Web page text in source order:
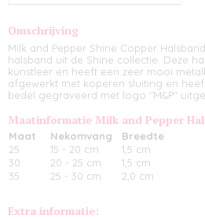
Omschrijving
Milk and Pepper Shine Copper
halsband uit de Shine collectie. Deze
kunstleer en heeft een zeer mooi
afgewerkt met koperen sluiting en
bedel gegraveerd met logo "M&P"
Maatinformatie Milk and Pepper
Maat Nekomvang
Breedte
25
15 - 20 cm
1,5 cm
30
20 - 25 cm
1,5 cm
35
25 - 30 cm 2,0 cm
Extra informatie: